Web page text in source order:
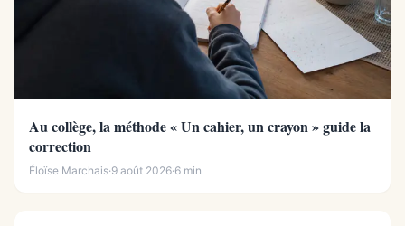
Au collège, la méthode « Un cahier, un crayon » guide la
correction
Éloïse Marchais·9 août 2026·6 min